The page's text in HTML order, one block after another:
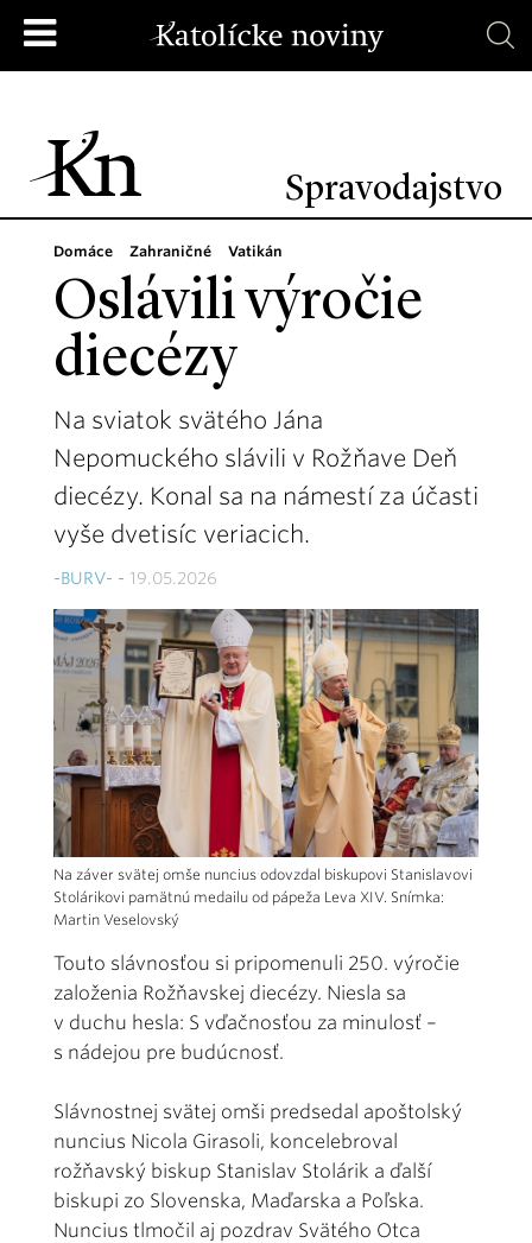
Spravodajstvo
Domáce Zahraničné Vatikán
Oslávili výročie
diecézy
Na sviatok svätého Jána
Nepomuckého slávili v Rožňave Deň
diecézy. Konal sa na námestí za účasti
vyše dvetisíc veriacich.
-BURV- - 19.05.2026
Na záver svätej omše nuncius odovzdal biskupovi Stanislavovi
Stolárikovi pamätnú medailu od pápeža Leva XIV. Snímka:
Martin Veselovský
Touto slávnosťou si pripomenuli 250. výročie
založenia Rožňavskej diecézy. Niesla sa
v duchu hesla: S vďačnosťou za minulosť –
s nádejou pre budúcnosť.
Slávnostnej svätej omši predsedal apoštolský
nuncius Nicola Girasoli, koncelebroval
rožňavský biskup Stanislav Stolárik a ďalší
biskupi zo Slovenska, Maďarska a Poľska.
Nuncius tlmočil aj pozdrav Svätého Otca